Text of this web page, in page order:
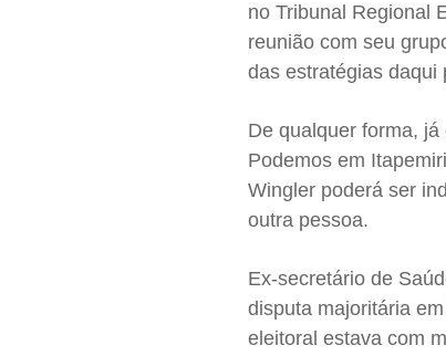
no Tribunal Regional
reunião com seu
das estratégias daqui
De qualquer forma,
Podemos em
Wingler poderá ser
outra pessoa.
Ex-secretário de
disputa majoritária
eleitoral estava com